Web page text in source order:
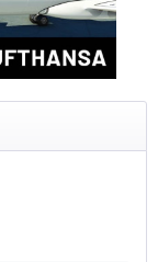
Flight - FS Explorer -